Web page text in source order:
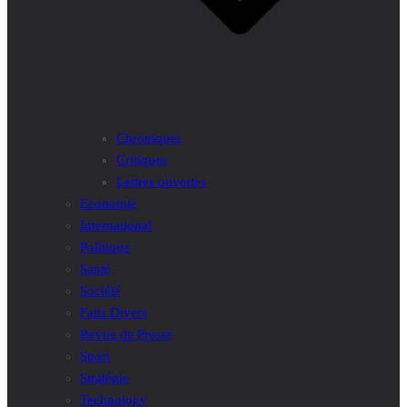
Chroniques
Critiques
Lettres ouvertes
Economie
International
Politique
Santé
Société
Faits Divers
Revue de Presse
Sport
Stratégie
Technology